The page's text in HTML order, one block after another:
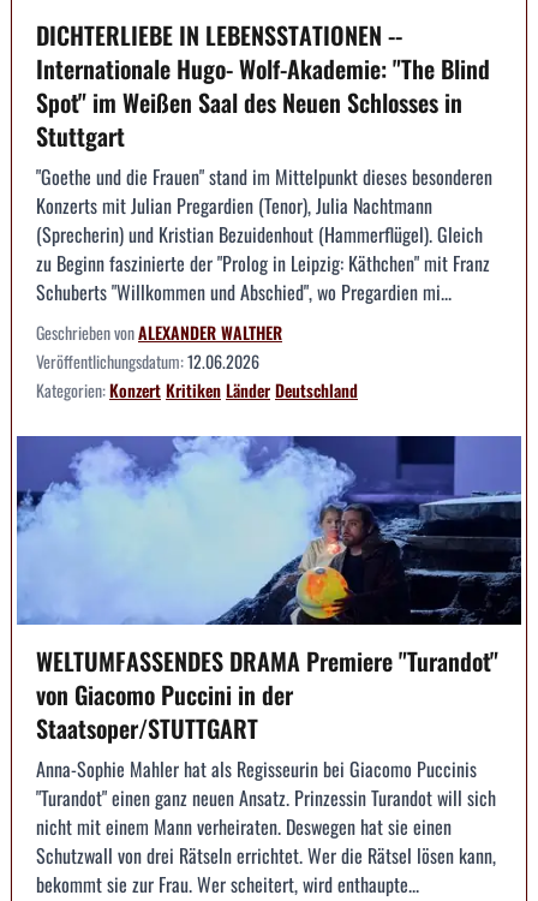
DICHTERLIEBE IN LEBENSSTATIONEN --
Internationale Hugo- Wolf-Akademie: "The Blind
Spot" im Weißen Saal des Neuen Schlosses in
Stuttgart
"Goethe und die Frauen" stand im Mittelpunkt dieses besonderen
Konzerts mit Julian Pregardien (Tenor), Julia Nachtmann
(Sprecherin) und Kristian Bezuidenhout (Hammerflügel). Gleich
zu Beginn faszinierte der "Prolog in Leipzig: Käthchen" mit Franz
Schuberts "Willkommen und Abschied", wo Pregardien mi...
Geschrieben vonALEXANDER WALTHER
Veröffentlichungsdatum:12.06.2026
Kategorien:KonzertKritikenLänderDeutschland
WELTUMFASSENDES DRAMA Premiere "Turandot"
von Giacomo Puccini in der
Staatsoper/STUTTGART
Anna-Sophie Mahler hat als Regisseurin bei Giacomo Puccinis
"Turandot" einen ganz neuen Ansatz. Prinzessin Turandot will sich
nicht mit einem Mann verheiraten. Deswegen hat sie einen
Schutzwall von drei Rätseln errichtet. Wer die Rätsel lösen kann,
bekommt sie zur Frau. Wer scheitert, wird enthaupte...